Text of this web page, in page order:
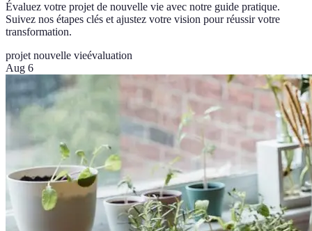
Évaluez votre projet de nouvelle vie avec notre guide pratique.
Suivez nos étapes clés et ajustez votre vision pour réussir votre
transformation.
projet nouvelle vieévaluation
Aug 6